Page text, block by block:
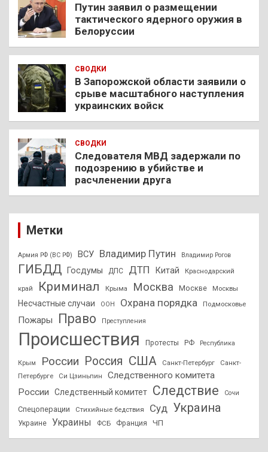
Путин заявил о размещении
тактического ядерного оружия в
Белоруссии
СВОДКИ
В Запорожской области заявили о
срыве масштабного наступления
украинских войск
СВОДКИ
Следователя МВД задержали по
подозрению в убийстве и
расчленении друга
Метки
Армия РФ (ВС РФ) ВСУ Владимир Путин Владимир Рогов
ГИБДД Госдумы ДПС ДТП Китай Краснодарский
край Криминал Крыма Москва Москве Москвы
Несчастные случаи ООН Охрана порядка Подмосковье
Пожары Право Преступления
Происшествия Протесты РФ Республика
Крым России Россия США Санкт-Петербург
Санкт-
Петербурге
Си Цзиньпин
Следственного комитета
России
Следственный комитет Следствие Сочи
Спецоперации Стихийные бедствия Суд Украина
Украине Украины ФСБ Франция ЧП